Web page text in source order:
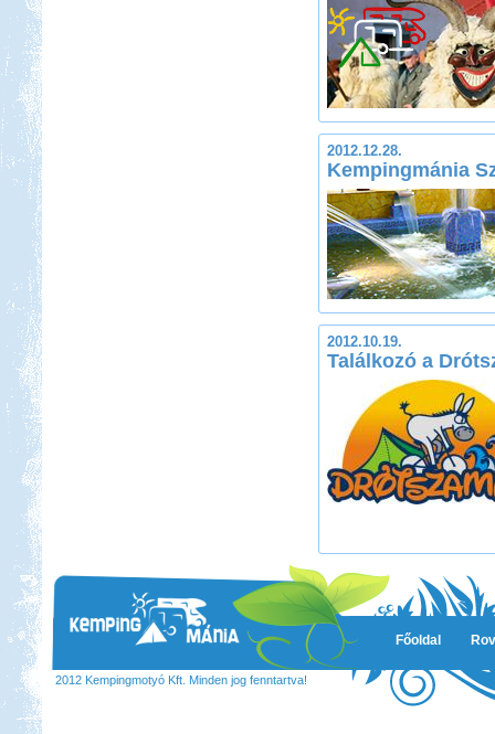
2012.12.28.
Kempingmánia
2012.10.19.
Találkozó a
Főoldal
2012 Kempingmotyó Kft. Minden jog fenntartva!